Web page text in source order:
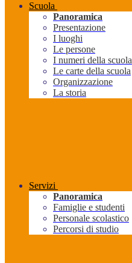
Scuola
Panoramica
Presentazione
I luoghi
Le persone
I numeri della scuola
Le carte della scuola
Organizzazione
La storia
Servizi
Panoramica
Famiglie e studenti
Personale scolastico
Percorsi di studio